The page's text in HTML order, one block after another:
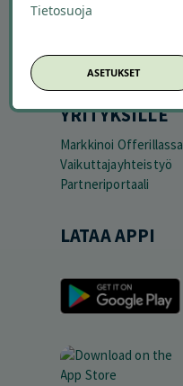
Ajankohtaista
Avoimet työpaikat
Offerilla mediassa
YRITYKSILLE
Markkinoi Offerillassa
Vaikuttajayhteistyö
Partneriportaali
LATAA APPI
Tietosuoja
ASETUKSET